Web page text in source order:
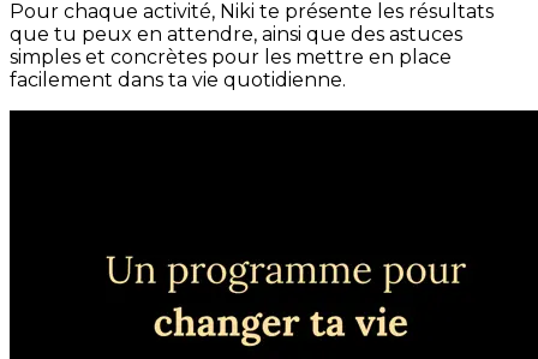
Pour chaque activité, Niki te présente les résultats
que tu peux en attendre, ainsi que des astuces
simples et concrètes pour les mettre en place
facilement dans ta vie quotidienne.